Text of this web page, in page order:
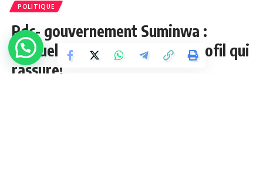
POLITIQUE
Rdc- gouvernement Suminwa :
Samuel Mbemba Kabuya un profil qui
rassure!